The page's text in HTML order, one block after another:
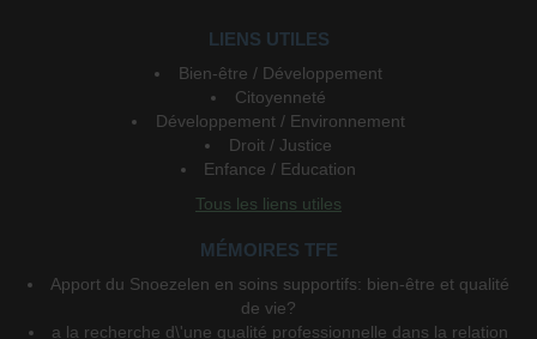
LIENS UTILES
Bien-être / Développement
Citoyenneté
Développement / Environnement
Droit / Justice
Enfance / Education
Tous les liens utiles
MÉMOIRES TFE
Apport du Snoezelen en soins supportifs: bien-être et qualité
de vie?
a la recherche d\'une qualité professionnelle dans la relation